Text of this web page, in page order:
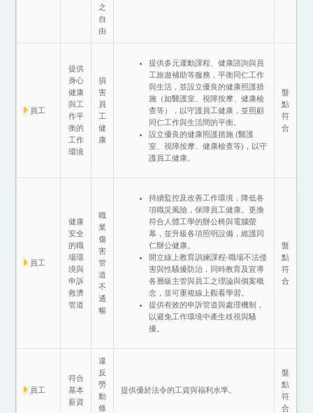
之
自
由
員工
提供
身心
健康
與工
作平
衡的
工作
環境
損
害
員
工
健
康
提供多元運動課程、健康諮詢與員
工旅遊補助等服務，平衡同仁工作
與生活，並設立優良的健康照護措
施（如醫護室、視障按摩、健康檢
查等），以守護員工健康，並照顧
同仁工作與生活間的平衡。
設立優良的健康照護措施 (醫護
室、視障按摩、健康檢查等)，以守
護員工健康。
盤
點
符
合
員工
健康
安全
的職
場環
境與
申訴
救濟
管道
職
業
傷
害
管
道
不
通
暢
持續監控及改善工作環境，降低各
項職災風險，保障員工健康。更換
符合人體工學的辦公椅與電腦螢
幕，並升級各項照明設備，維護同
仁辦公健康。
開立線上教育訓練課程-職場不法侵
害與性騷擾防治，同時教育及宣導
各層級主管與員工之理論與個案概
念，並可重複線上觀看學習。
提供有效的申訴管道與處理機制，
以避免工作環境中產生歧視與騷
擾。
盤
點
符
合
員工
符合
基本
薪資
違
反
勞
動
條
提供優於法令的工資與福利水準。
盤
點
符
合